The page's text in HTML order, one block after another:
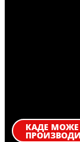
КАДЕ МОЖЕ